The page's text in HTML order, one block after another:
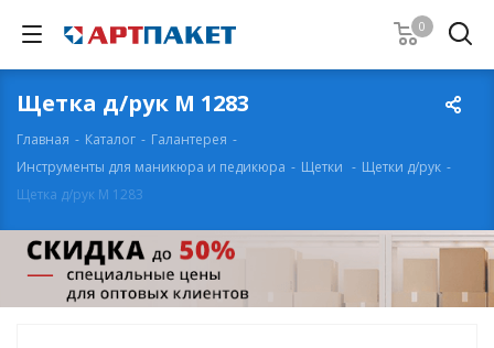
0
Щетка д/рук М 1283
Главная - Каталог - Галантерея -
Инструменты для маникюра и педикюра - Щетки - Щетки д/рук -
Щетка д/рук М 1283